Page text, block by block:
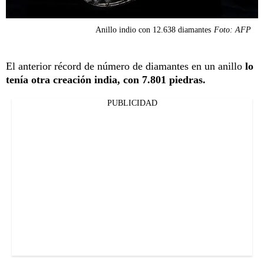
Anillo indio con 12.638 diamantes Foto: AFP
El anterior récord de número de diamantes en un anillo lo
tenía otra creación india, con 7.801 piedras.
PUBLICIDAD